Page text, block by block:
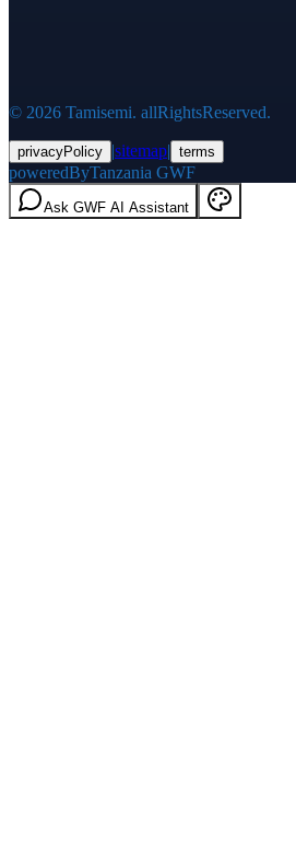
© 2026 Tamisemi. allRightsReserved.
privacyPolicy |sitemap| terms
poweredByTanzania GWF
Ask GWF AI Assistant